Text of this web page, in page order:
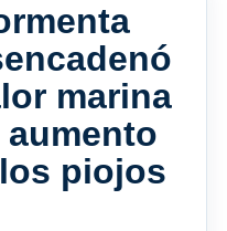
marina
piojos